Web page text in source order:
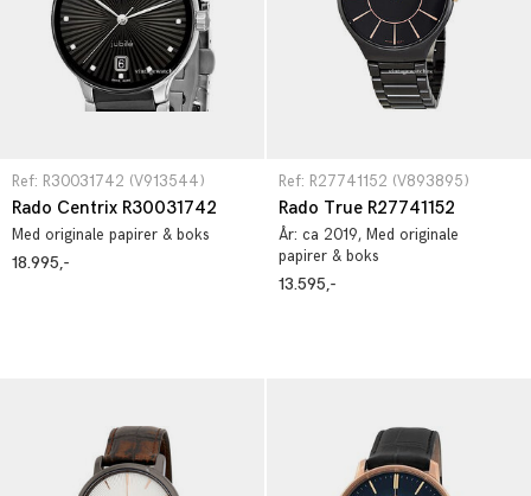
Ref: R30031742 (V913544)
Rado Centrix R30031742
Med originale papirer & boks
18.995,-
Ref: R27741152 (V893895)
Rado True R27741152
År: ca 2019, Med originale
papirer & boks
13.595,-